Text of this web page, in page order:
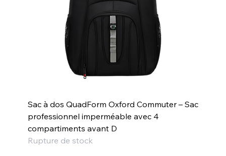
Sac à dos QuadForm Oxford Commuter – Sac
professionnel imperméable avec 4
compartiments avant D
Rupture de stock